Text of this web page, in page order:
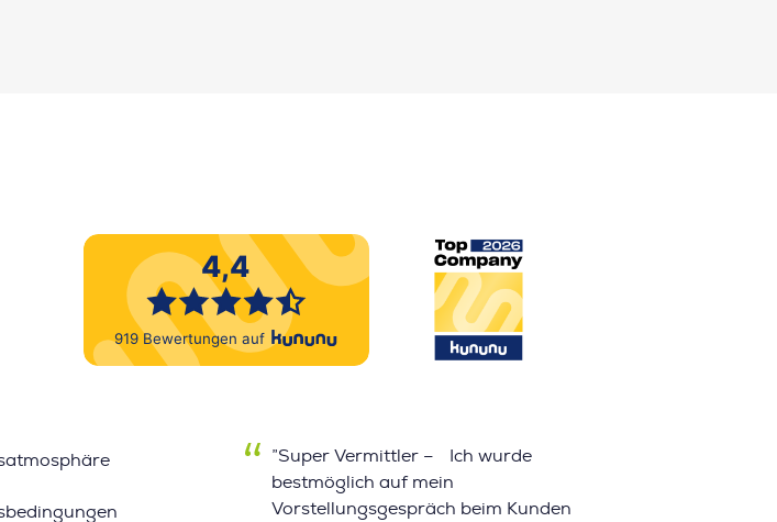
”Super Vermittler – Ich wurde
bestmöglich auf mein
Vorstellungsgespräch beim Kunden